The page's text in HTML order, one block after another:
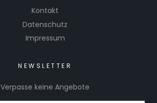
Kontakt
Datenschutz
Impressum
NEWSLETTER
Verpasse keine Angebote